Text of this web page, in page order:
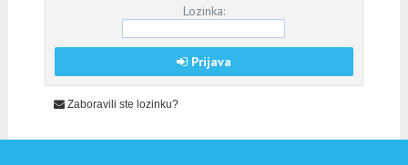
Lozinka:
Prijava
Zaboravili ste lozinku?